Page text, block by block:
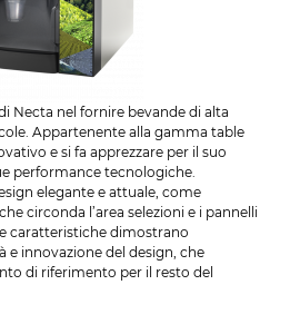
Necta nel fornire bevande di alta
Appartenente alla gamma table
e si fa apprezzare per il suo
performance tecnologiche.
elegante e attuale, come
circonda l’area selezioni e i pannelli
caratteristiche dimostrano
e innovazione del design, che
di riferimento per il resto del